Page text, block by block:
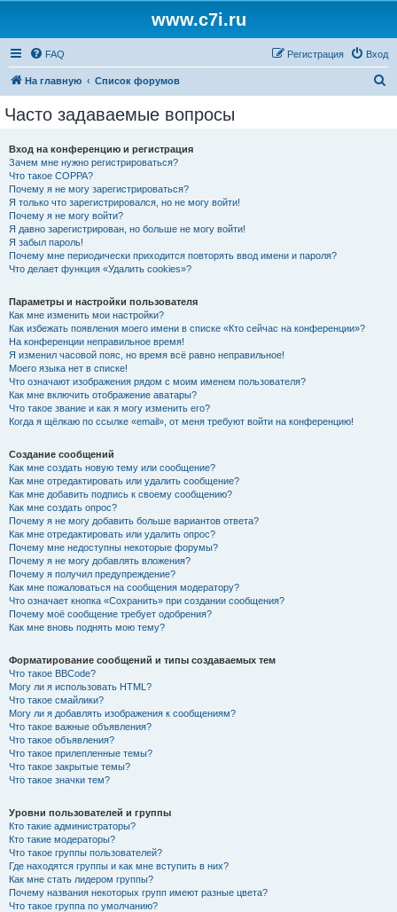
www.c7i.ru
FAQ Вход
Регистрация
На главную Список форумов
Часто задаваемые вопросы
Вход на конференцию и регистрация
Зачем мне нужно регистрироваться?
Что такое COPPA?
Почему я не могу зарегистрироваться?
Я только что зарегистрировался, но не могу войти!
Почему я не могу войти?
Я давно зарегистрирован, но больше не могу войти!
Я забыл пароль!
Почему мне периодически приходится повторять ввод имени и пароля?
Что делает функция «Удалить cookies»?
Параметры и настройки пользователя
Как мне изменить мои настройки?
Как избежать появления моего имени в списке «Кто сейчас на конференции»?
На конференции неправильное время!
Я изменил часовой пояс, но время всё равно неправильное!
Моего языка нет в списке!
Что означают изображения рядом с моим именем пользователя?
Как мне включить отображение аватары?
Что такое звание и как я могу изменить его?
Когда я щёлкаю по ссылке «email», от меня требуют войти на конференцию!
Создание сообщений
Как мне создать новую тему или сообщение?
Как мне отредактировать или удалить сообщение?
Как мне добавить подпись к своему сообщению?
Как мне создать опрос?
Почему я не могу добавить больше вариантов ответа?
Как мне отредактировать или удалить опрос?
Почему мне недоступны некоторые форумы?
Почему я не могу добавлять вложения?
Почему я получил предупреждение?
Как мне пожаловаться на сообщения модератору?
Что означает кнопка «Сохранить» при создании сообщения?
Почему моё сообщение требует одобрения?
Как мне вновь поднять мою тему?
Форматирование сообщений и типы создаваемых тем
Что такое BBCode?
Могу ли я использовать HTML?
Что такое смайлики?
Могу ли я добавлять изображения к сообщениям?
Что такое важные объявления?
Что такое объявления?
Что такое прилепленные темы?
Что такое закрытые темы?
Что такое значки тем?
Уровни пользователей и группы
Кто такие администраторы?
Кто такие модераторы?
Что такое группы пользователей?
Где находятся группы и как мне вступить в них?
Как мне стать лидером группы?
Почему названия некоторых групп имеют разные цвета?
Что такое группа по умолчанию?